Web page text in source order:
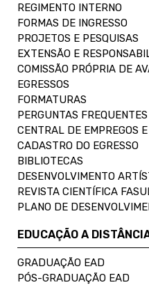
REGIMENTO INTERNO
FORMAS DE INGRESSO
PROJETOS E PESQUISAS
EXTENSÃO E
COMISSÃO PRÓPRIA DE
EGRESSOS
FORMATURAS
PERGUNTAS FREQUENTES
CENTRAL DE EMPREGOS
CADASTRO DO EGRESSO
BIBLIOTECAS
DESENVOLVIMENTO
REVISTA CIENTÍFICA
PLANO DE
EDUCAÇÃO A
GRADUAÇÃO EAD
PÓS-GRADUAÇÃO EAD